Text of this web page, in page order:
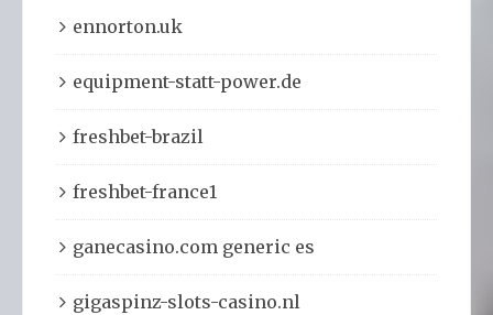
ennorton.uk
equipment-statt-power.de
freshbet-brazil
freshbet-france1
ganecasino.com generic es
gigaspinz-slots-casino.nl